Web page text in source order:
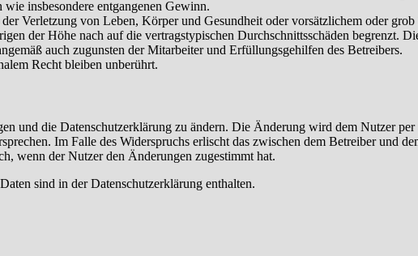
insbesondere entgangenen Gewinn.
Verletzung von Leben, Körper und Gesundheit oder vorsätzlichem oder
der Höhe nach auf die vertragstypischen Durchschnittsschäden begrenzt.
auch zugunsten der Mitarbeiter und Erfüllungsgehilfen des Betreibers.
Recht bleiben unberührt.
und die Datenschutzerklärung zu ändern. Die Änderung wird dem Nutzer
Im Falle des Widerspruchs erlischt das zwischen dem Betreiber und
wenn der Nutzer den Änderungen zugestimmt hat.
sind in der Datenschutzerklärung enthalten.